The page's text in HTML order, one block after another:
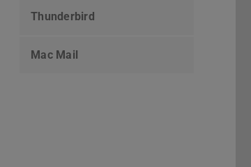
Thunderbird
Mac Mail